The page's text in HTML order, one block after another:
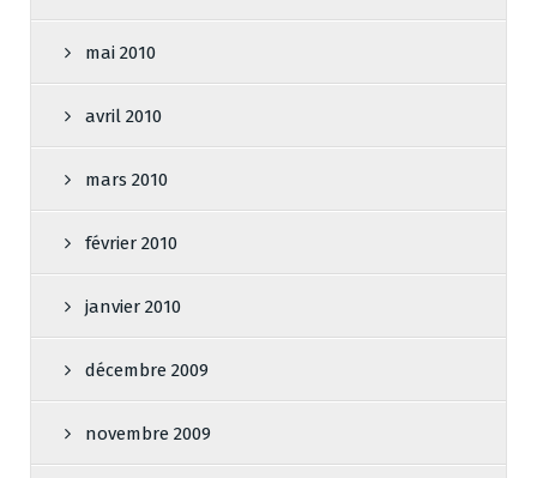
mai 2010
avril 2010
mars 2010
février 2010
janvier 2010
décembre 2009
novembre 2009